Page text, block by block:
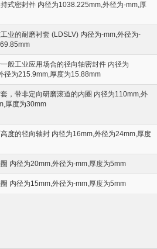
式密封件 内径为1038.225mm,外径为-mm,厚
业的耐磨衬套 (LDSLV) 内径为-mm,外径为-
般工业应用场合的径向轴密封件 内径为
径为215.9mm,厚度为15.88mm
，带非定向研磨滚道的内圈 内径为110mm,外
厚度为30mm
度的径向轴封 内径为16mm,外径为24mm,厚度
内径为20mm,外径为-mm,厚度为5mm
内径为15mm,外径为-mm,厚度为5mm